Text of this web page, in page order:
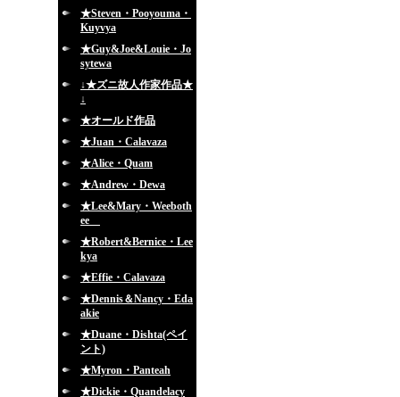
★Steven・Pooyouma・
Kuyvya
★Guy&Joe&Louie・Jo
sytewa
↓★ズニ故人作家作品★
↓
★オールド作品
★Juan・Calavaza
★Alice・Quam
★Andrew・Dewa
★Lee&Mary・Weeboth
ee
★Robert&Bernice・Lee
kya
★Effie・Calavaza
★Dennis＆Nancy・Eda
akie
★Duane・Dishta(ペイ
ント)
★Myron・Panteah
★Dickie・Quandelacy